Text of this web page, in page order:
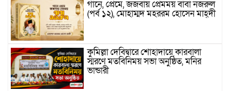
গানে, প্রেমে, জজবায় প্রেমময় বাবা নজরুল
(পর্ব ১২), মোহাম্মদ মহররম হোসেন মাহ্দী
কুমিল্লা দেবিদ্বারে শোহাদায়ে কারবালা
স্মরণে মতবিনিময় সভা অনুষ্ঠিত, মনির
ভান্ডারী